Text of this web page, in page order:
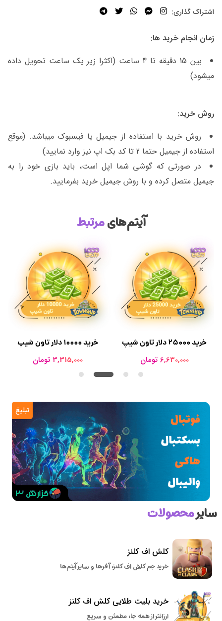
اشتراک گذاری:
زمان انجام خرید ها:
بین 15 دقیقه تا 4 ساعت (اکثرا زیر یک ساعت تحویل داده
میشود)
روش خرید:
روش خرید با استفاده از جیمیل یا فیسبوک میباشد. (موقع
استفاده از جیمیل حتما 2 تا کد بک اپ نیز وارد نمایید)
در صورتی که گوشی شما اپل است، باید بازی خود را به
جیمیل متصل کرده و با روش جیمیل خرید بفرمایید.
آیتم‌هایمرتبط
خرید 10000 دلار تاون شیپ
3,315,000 تومان
خرید 25000 دلار تاون شیپ
6,630,000 تومان
تبلیغ
سایرمحصولات
کلش اف کلنز
خرید جم کلش اف کلنز، آفرها و سایر آیتم‌ها
خرید بلیت طلایی کلش اف کلنز
ارزانتر از همه جا، مطمئن و سریع